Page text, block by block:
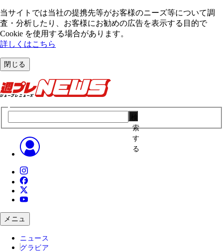
当サイトでは当社の提携先等がお客様のニーズ等について調
査・分析したり、お客様にお勧めの広告を表⽰する⽬的で
Cookie を使⽤する場合があります。
詳しくはこちら
閉じる
索
す
る
メニュ
ニュース
グラビア